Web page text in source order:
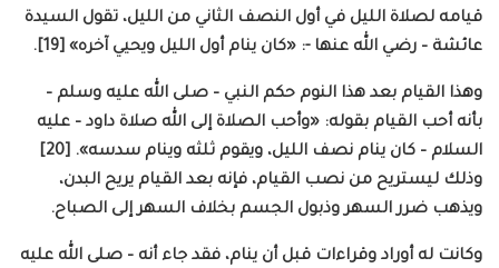
قيامه لصلاة الليل في أول النصف الثاني من الليل، تقول السيدة
عائشة – رضي الله عنها -: «كان ينام أول الليل ويحيي آخره» [19].
وهذا القيام بعد هذا النوم حكم النبي – صلى الله عليه وسلم –
بأنه أحب القيام بقوله: «وأحب الصلاة إلى الله صلاة داود – عليه
السلام – كان ينام نصف الليل، ويقوم ثلثه وينام سدسه». [20]
وذلك ليستريح من نصب القيام، فإنه بعد القيام يريح البدن،
ويذهب ضرر السهر وذبول الجسم بخلاف السهر إلى الصباح.
وكانت له أوراد وقراءات قبل أن ينام، فقد جاء أنه – صلى الله عليه